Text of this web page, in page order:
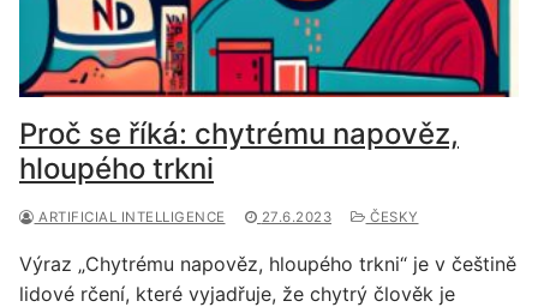
Proč se říká: chytrému napověz,
hloupého trkni
ARTIFICIAL INTELLIGENCE 27.6.2023 ČESKY
Výraz „Chytrému napověz, hloupého trkni“ je v češtině
lidové rčení, které vyjadřuje, že chytrý člověk je